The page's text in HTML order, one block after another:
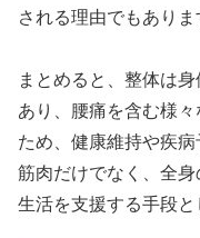
される理由でもありま
まとめると、整体は
あり、腰痛を含む様
ため、健康維持や疾病
筋肉だけでなく、全
生活を支援する手段と